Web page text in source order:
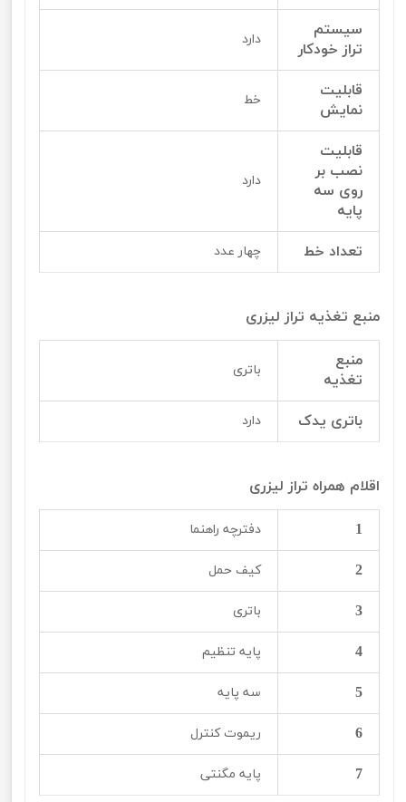
سیستم
تراز خودکار
دارد
قابلیت
نمایش
خط
قابلیت
نصب بر
روی سه
پایه
دارد
تعداد خط چهار عدد
منبع تغذیه تراز لیزری
منبع
تغذیه
باتری
باتری یدک دارد
اقلام همراه تراز لیزری
1 دفترچه راهنما
2 کیف حمل
3 باتری
4 پایه تنظیم
5 سه پایه
6 ریموت کنترل
7 پایه مگنتی